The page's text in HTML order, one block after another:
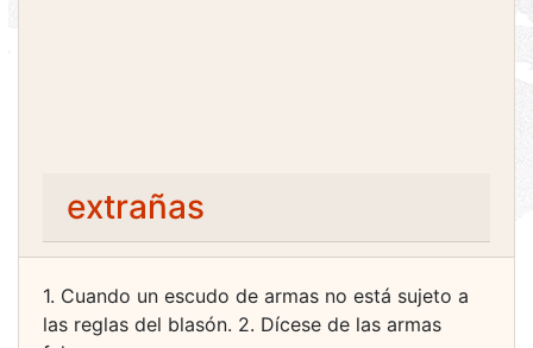
extrañas
1. Cuando un escudo de armas no está sujeto a
las reglas del blasón. 2. Dícese de las armas